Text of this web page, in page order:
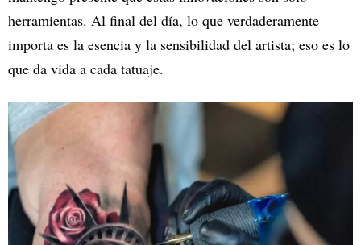
herramientas. Al final del día, lo que verdaderamente
importa es la esencia y la sensibilidad del artista; eso es lo
que da vida a cada tatuaje.